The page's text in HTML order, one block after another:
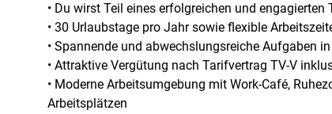
• Du wirst Teil eines erfolgreichen und engagierten
• 30 Urlaubstage pro Jahr sowie flexible
• Spannende und abwechslungsreiche Aufgaben
• Attraktive Vergütung nach Tarifvertrag TV-V
• Moderne Arbeitsumgebung mit Work-Café,
Arbeitsplätzen